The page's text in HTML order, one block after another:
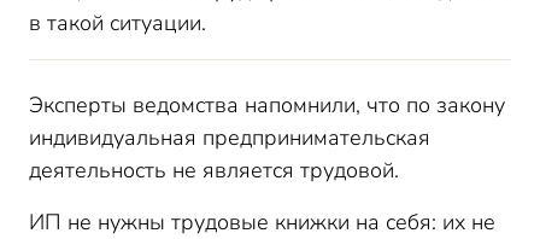
в такой ситуации.
Эксперты ведомства напомнили, что по закону
индивидуальная предпринимательская
деятельность не является трудовой.
ИП не нужны трудовые книжки на себя: их не